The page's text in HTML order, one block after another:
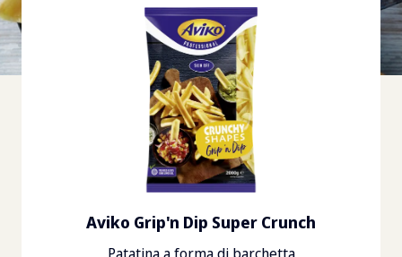
Aviko Grip'n Dip Super Crunch